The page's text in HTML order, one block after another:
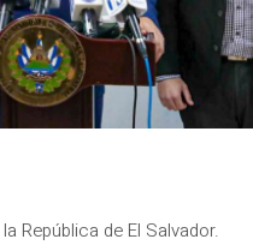
República de El Salvador.